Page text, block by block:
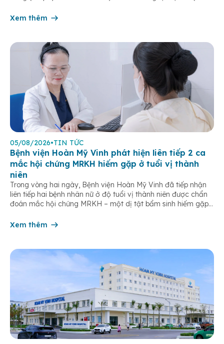
(Staphylococcal Scalded Skin Syndrome – SSSS) – một […]
Xem thêm
05/08/2026•TIN TỨC
Bệnh viện Hoàn Mỹ Vinh phát hiện liên tiếp 2 ca
mắc hội chứng MRKH hiếm gặp ở tuổi vị thành
niên
Trong vòng hai ngày, Bệnh viện Hoàn Mỹ Vinh đã tiếp nhận
liên tiếp hai bệnh nhân nữ ở độ tuổi vị thành niên được chẩn
đoán mắc hội chứng MRKH – một dị tật bẩm sinh hiếm gặp
tuổi dậy thì. […]
Xem thêm